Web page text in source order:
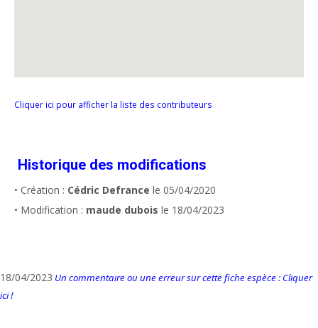
Cliquer ici pour afficher la liste des contributeurs
Historique des modifications
• Création : Cédric Defrance le 05/04/2020
• Modification : maude dubois le 18/04/2023
18/04/2023 Un commentaire ou une erreur sur cette fiche espèce : Cliquer
ici !